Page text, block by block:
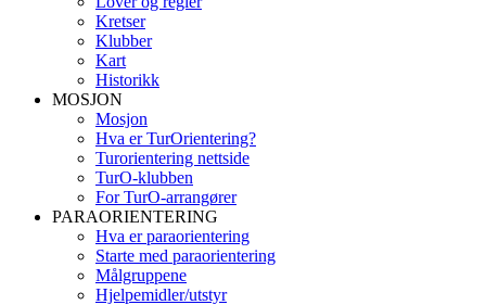
Kretser
Klubber
Kart
Historikk
MOSJON
Mosjon
Hva er TurOrientering?
Turorientering nettside
TurO-klubben
For TurO-arrangører
PARAORIENTERING
Hva er paraorientering
Starte med paraorientering
Målgruppene
Hjelpemidler/utstyr